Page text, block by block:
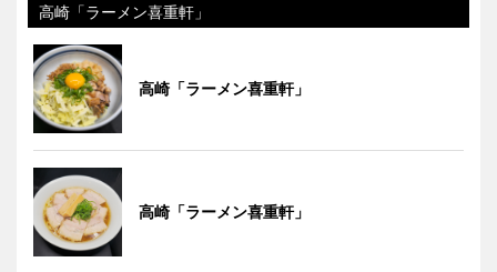
高崎「ラーメン喜重軒」
高崎「ラーメン喜重軒」
高崎「ラーメン喜重軒」